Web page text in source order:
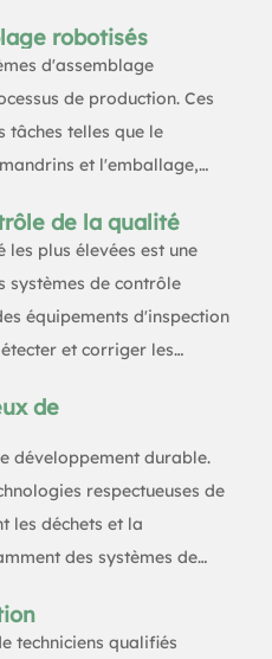
et une rapidité
robotisés
d'assemblage
de production. Ces
tâches telles que le
et l'emballage,
de la qualité
plus élevées est une
systèmes de contrôle
équipements d'inspection
et corriger les
à des critères de qualité
de
développement durable.
respectueuses de
les déchets et la
des systèmes de
techniciens qualifiés